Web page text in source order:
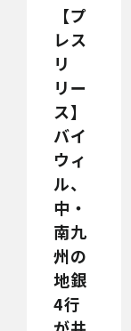
【プ
レス
リ
リー
ス】
バイ
ウィ
ル、
中・
南九
州の
地銀
4行